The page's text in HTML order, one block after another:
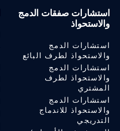
استشارات صفقات الدمج
والاستحواذ
استشارات الدمج
والاستحواذ لطرف البائع
استشارات الدمج
والاستحواذ لطرف
المشتري
استشارات الدمج
والاستحواذ للاندماج
التدريجي